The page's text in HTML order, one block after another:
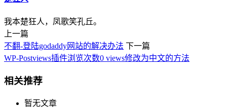
我本楚狂人，凤歌笑孔丘。
上一篇
不翻-登陆godaddy网站的解决办法 下一篇
WP-Postviews插件浏览次数0 views修改为中文的方法
相关推荐
暂无文章